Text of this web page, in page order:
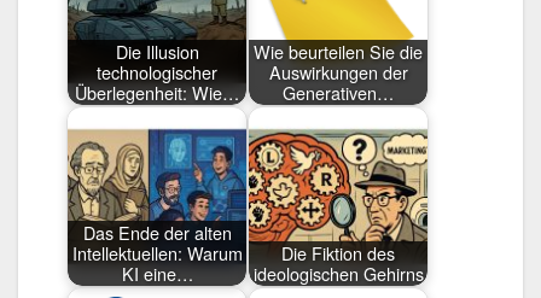
Die Illusion
technologischer
Überlegenheit: Wie…
Wie beurteilen Sie die
Auswirkungen der
Generativen…
Das Ende der alten
Intellektuellen: Warum
KI eine…
Die Fiktion des
ideologischen Gehirns